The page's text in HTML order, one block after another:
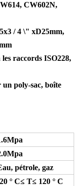
CW602N,
/ 4 \" xD25mm,
raccords ISO228,
poly-sac, boîte
pétrole, gaz
° C≤ T≤ 120 ° C